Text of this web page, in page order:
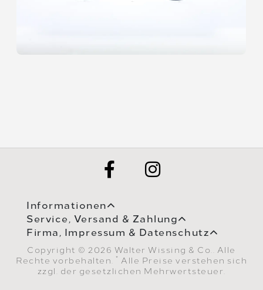
Informationen
Service, Versand & Zahlung
Firma, Impressum & Datenschutz
Copyright © 2026 Walter Wissing & Co.. Alle
Rechte vorbehalten.
* Alle Preise verstehen sich
zzgl. der gesetzlichen Mehrwertsteuer.